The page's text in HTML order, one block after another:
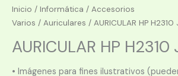
Inicio / Informática / Accesorios
Varios / Auriculares / AURICULAR HP H2310
AURICULAR HP H2310
• Imágenes para fines ilustrativos